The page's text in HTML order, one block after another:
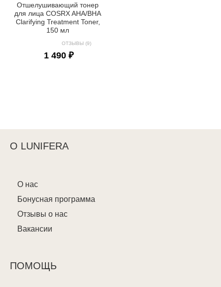
Отшелушивающий тонер
для лица COSRX AHA/BHA
Clarifying Treatment Toner,
150 мл
ОТЗЫВЫ (9)
1 490 ₽
О LUNIFERA
О нас
Бонусная программа
Отзывы о нас
Вакансии
ПОМОЩЬ